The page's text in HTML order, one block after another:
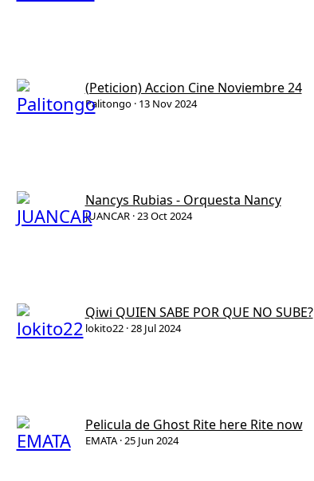
(Peticion) Accion Cine Noviembre 24
Palitongo 13 Nov 2024
Nancys Rubias - Orquesta Nancy
JUANCAR 23 Oct 2024
Qiwi QUIEN SABE POR QUE NO SUBE?
lokito22 28 Jul 2024
Pelicula de Ghost Rite here Rite now
EMATA 25 Jun 2024